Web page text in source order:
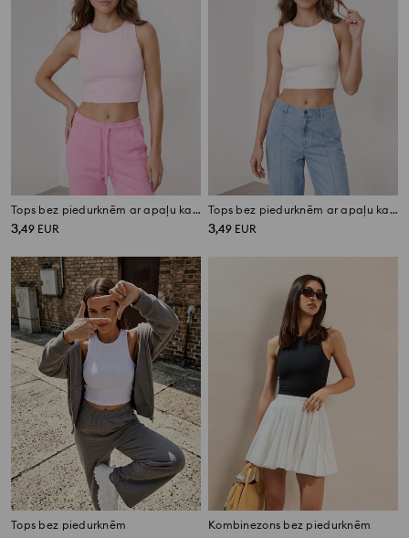
Tops bez piedurknēm ar apaļu kakla izgriezumu
3,49 EUR
Tops bez piedurknēm ar apaļu kakla izgriezumu
3,49 EUR
Tops bez piedurknēm Kombinezons bez piedurknēm